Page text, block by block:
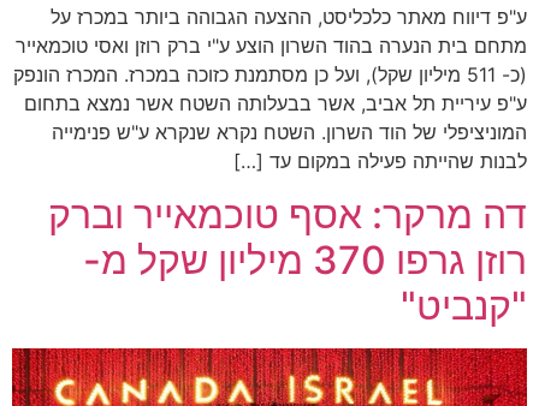
ע"פ דיווח מאתר כלכליסט, ההצעה הגבוהה ביותר במכרז על
מתחם בית הנערה בהוד השרון הוצע ע"י ברק רוזן ואסי טוכמאייר
(כ- 511 מיליון שקל), ועל כן מסתמנת כזוכה במכרז. המכרז הונפק
ע"פ עיריית תל אביב, אשר בבעלותה השטח אשר נמצא בתחום
המוניציפלי של הוד השרון. השטח נקרא שנקרא ע"ש פנימייה
לבנות שהייתה פעילה במקום עד […]
דה מרקר: אסף טוכמאייר וברק
רוזן גרפו 370 מיליון שקל מ-
"קנביט"